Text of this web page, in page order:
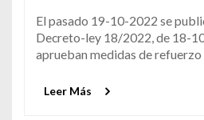
El pasado 19-10-2022 se
Decreto-ley 18/2022, de 18-
aprueban medidas de
Leer Más